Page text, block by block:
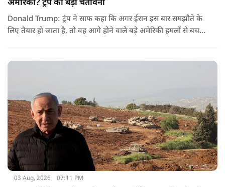
अमेरिका? ट्रंप की बड़ी चेतावनी
Donald Trump: ट्रंप ने साफ कहा कि अगर ईरान इस बार समझौते के
लिए तैयार हो जाता है, तो वह आगे होने वाले बड़े अमेरिकी हमलों से बच
03 Aug, 2026 07:11 PM